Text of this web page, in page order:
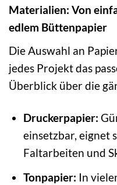
Materialien: Von
edlem Büttenpapier
Die Auswahl an
jedes Projekt das
Überblick über die
Druckerpapier:
einsetzbar, eignet
Faltarbeiten und
Tonpapier: In